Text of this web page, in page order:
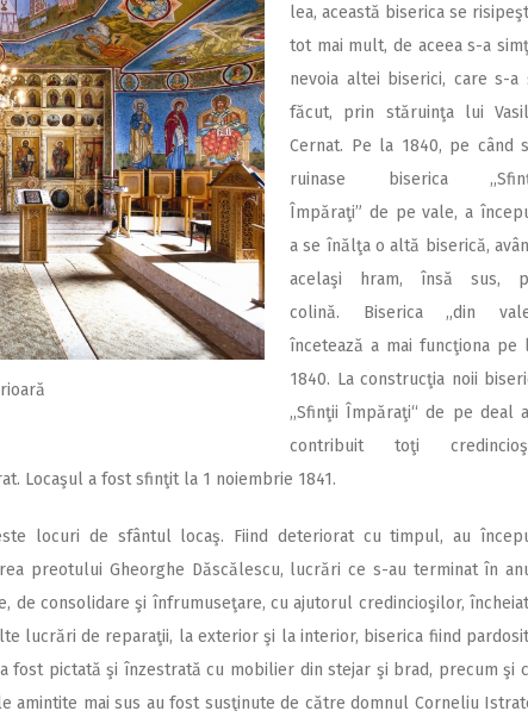
lea, această biserica se
tot mai mult, de aceea s-a
nevoia altei biserici, care s-a
făcut, prin stăruinţa lui
Cernat. Pe la 1840, pe când
ruinase biserica
Împăraţi” de pe vale, a
a se înălţa o altă biserică,
acelaşi hram, însă sus,
colină. Biserica ,,din
încetează a mai funcţiona pe
1840. La construcţia noii
,,Sfinţii Împăraţi“ de pe deal
contribuit toţi
Locaşul a fost sfinţit la 1 noiembrie 1841.
locuri de sfântul locaş. Fiind deteriorat cu timpul, au
preotului Gheorghe Dăscălescu, lucrări ce s-au terminat în
de consolidare şi înfrumuseţare, cu ajutorul credincioşilor,
lucrări de reparaţii, la exterior şi la interior, biserica fiind
fost pictată şi înzestrată cu mobilier din stejar şi brad, precum şi
mai sus au fost susţinute de către domnul Corneliu